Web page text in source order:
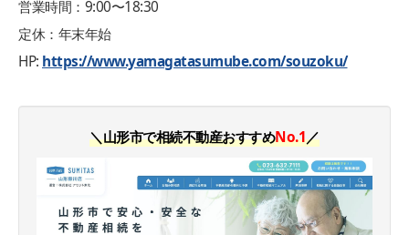
営業時間：9:00〜18:30
定休：年末年始
HP: https://www.yamagatasumube.com/souzoku/
＼山形市で相続不動産おすすめNo.1／